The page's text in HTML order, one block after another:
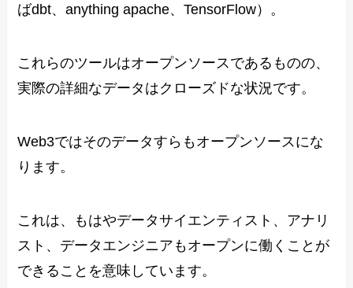
ばdbt、anything apache、TensorFlow）。
これらのツールはオープンソースであるものの、
実際の詳細なデータはクローズドな状況です。
Web3ではそのデータすらもオープンソースにな
ります。
これは、もはやデータサイエンティスト、アナリ
スト、データエンジニアもオープンに働くことが
できることを意味しています。